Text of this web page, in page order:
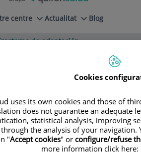
centre Actualitat Blog
de adaptación
ADULTS PSIQUIATRIA INFANTIL I
Cookies
uses its own cookies and those of
does not guarantee an adequate
statistical analysis, improving
the analysis of your navigation.
"Accept cookies" or configure/refuse
more information click here: